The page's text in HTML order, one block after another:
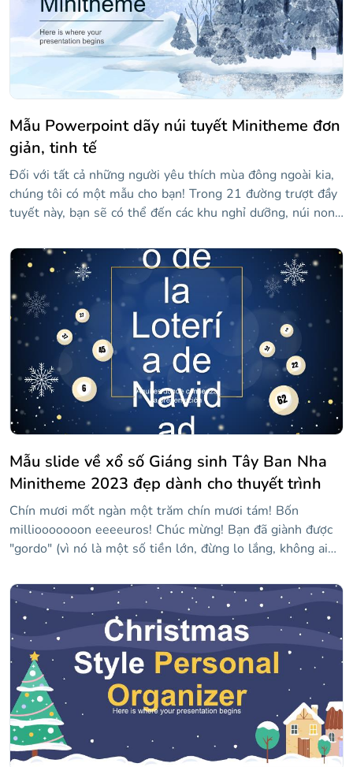
Mẫu Powerpoint dãy núi tuyết Minitheme đơn
giản, tinh tế
Đối với tất cả những người yêu thích mùa đông ngoài kia,
chúng tôi có một mẫu cho bạn! Trong 21 đường trượt đầy
tuyết này, bạn sẽ có thể đến các khu nghỉ dưỡng, núi non,
để làm nữa không? Có lẽ hầu hết chúng ta đang quên một
cái gì đó, nhưng đừng lo lắng! Các slide hoàn toàn có thể
chỉnh sửa được, vì vậy bạn cũng có thể thêm ý tưởng của
riêng mình!
Mẫu slide về xổ số Giáng sinh Tây Ban Nha
Minitheme 2023 đẹp dành cho thuyết trình
Chín mươi mốt ngàn một trăm chín mươi tám! Bốn
milliooooooon eeeeuros! Chúc mừng! Bạn đã giành được
"gordo" (vì nó là một số tiền lớn, đừng lo lắng, không ai
nổi tiếng của Tây Ban Nha. Sự kiện này, là một phần của
văn hóa Tây Ban Nha và đánh dấu sự khởi đầu của Giáng
sinh, chủ yếu phân phối tiền, nhưng cũng là niềm vui và
ảo tưởng. Bạn có thể truyền tải niềm vui và ảo ảnh đó
bằng mẫu này với cấu trúc minitheme, để nói về xổ số nổi
tiếng này. Các slide có đầy đủ các quả bóng với các số và
phần mà bạn có thể sửa đổi theo ý muốn. Chúng tôi
không thể cho bạn biết sự kết hợp chiến thắng trong năm
nay, nhưng chúng tôi có thể giúp bạn thực hiện một bài
thuyết trình xổ số Giáng sinh tuyệt vời.